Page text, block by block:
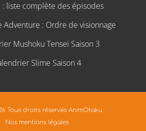
: liste complète des épisodes
Adventure : Ordre de visionnage
Mushoku Tensei Saison 3
Slime Saison 4
Tous droits réservés AnimOtaku.
Nos mentions légales